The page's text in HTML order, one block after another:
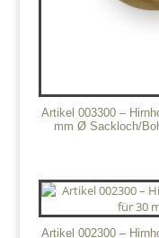
Artikel 003300 –
mm Ø Sackloch/
Artikel 002300 –